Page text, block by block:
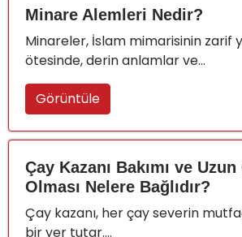
Minare Alemleri Nedir?
Minareler, İslam mimarisinin zarif
ötesinde, derin anlamlar ve...
Görüntüle
Çay Kazanı Bakımı ve
Olması Nelere Bağlıdır?
Çay kazanı, her çay severin
bir yer tutar....